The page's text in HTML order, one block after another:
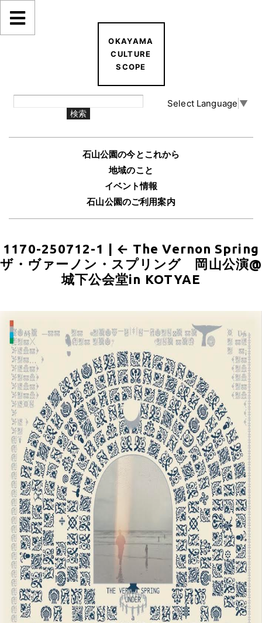
OKAYAMA
CULTURE
SCOPE
Select Language ▼
石山公園の今とこれから
地域のこと
イベント情報
石山公園のご利用案内
1170-250712-1 | ← The Vernon Spring
ザ・ヴァーノン・スプリング 岡山公演@
城下公会堂in KOTYAE